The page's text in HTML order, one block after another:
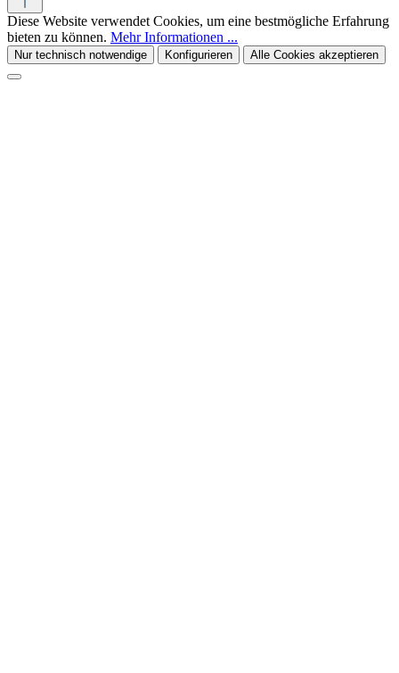
Diese Website verwendet Cookies, um eine bestmögliche Erfahrung
bieten zu können. Mehr Informationen ...
Nur technisch notwendige Konfigurieren Alle Cookies akzeptieren